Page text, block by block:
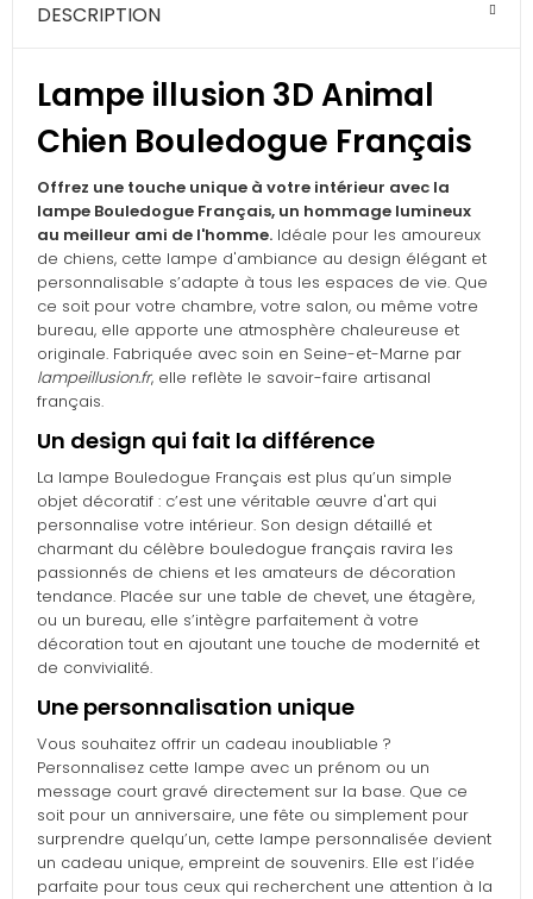
DESCRIPTION
Lampe illusion 3D Animal
Chien Bouledogue Français
Offrez une touche unique à votre intérieur avec la
lampe Bouledogue Français, un hommage lumineux
au meilleur ami de l'homme. Idéale pour les amoureux
de chiens, cette lampe d'ambiance au design élégant et
personnalisable s’adapte à tous les espaces de vie. Que
ce soit pour votre chambre, votre salon, ou même votre
bureau, elle apporte une atmosphère chaleureuse et
originale. Fabriquée avec soin en Seine-et-Marne par
lampeillusion.fr, elle reflète le savoir-faire artisanal
français.
Un design qui fait la différence
La lampe Bouledogue Français est plus qu’un simple
objet décoratif : c’est une véritable œuvre d'art qui
personnalise votre intérieur. Son design détaillé et
charmant du célèbre bouledogue français ravira les
passionnés de chiens et les amateurs de décoration
tendance. Placée sur une table de chevet, une étagère,
ou un bureau, elle s’intègre parfaitement à votre
décoration tout en ajoutant une touche de modernité et
de convivialité.
Une personnalisation unique
Vous souhaitez offrir un cadeau inoubliable ?
Personnalisez cette lampe avec un prénom ou un
message court gravé directement sur la base. Que ce
soit pour un anniversaire, une fête ou simplement pour
surprendre quelqu’un, cette lampe personnalisée devient
un cadeau unique, empreint de souvenirs. Elle est l’idée
parfaite pour tous ceux qui recherchent une attention à la